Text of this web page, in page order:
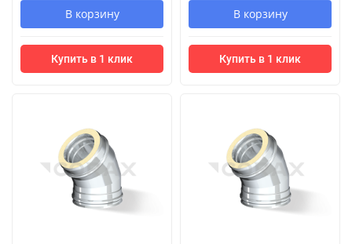
В корзину
Купить в 1 клик
В корзину
Купить в 1 клик